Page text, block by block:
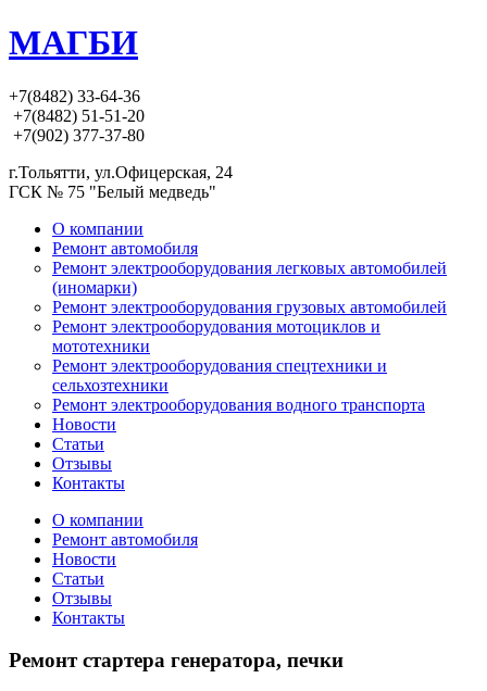
МАГБИ
+7(8482) 33-64-36
+7(8482) 51-51-20
+7(902) 377-37-80
г.Тольятти, ул.Офицерская, 24
ГСК № 75 "Белый медведь"
О компании
Ремонт автомобиля
Ремонт электрооборудования легковых автомобилей
(иномарки)
Ремонт электрооборудования грузовых автомобилей
Ремонт электрооборудования мотоциклов и
мототехники
Ремонт электрооборудования спецтехники и
сельхозтехники
Ремонт электрооборудования водного транспорта
Новости
Статьи
Отзывы
Контакты
О компании
Ремонт автомобиля
Новости
Статьи
Отзывы
Контакты
Ремонтстартера генератора, печки